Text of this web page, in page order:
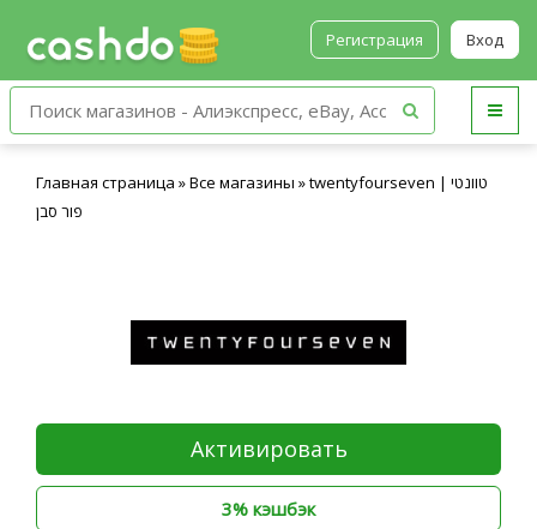
Регистрация Вход
Главная страница »Все магазины »twentyfourseven | טוונטי
פור סבן
Активировать
3% кэшбэк